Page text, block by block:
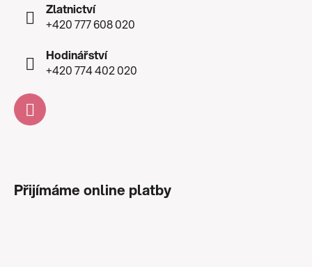
Zlatnictví
+420 777 608 020
Hodinářství
+420 774 402 020
Přijímáme online platby